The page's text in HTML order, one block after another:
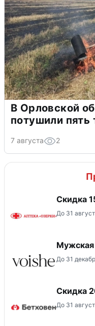
В Орловской
потушили пять
7 августа 2
Скидка
До 31
Мужская
До 31
Скидка
До 31